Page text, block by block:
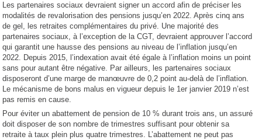
Les partenaires sociaux devraient signer un accord afin de préciser les
modalités de revalorisation des pensions jusqu’en 2022. Après cinq ans
de gel, les retraites complémentaires du privé. Une majorité des
partenaires sociaux, à l’exception de la CGT, devraient approuver l’accord
qui garantit une hausse des pensions au niveau de l’inflation jusqu’en
2022. Depuis 2015, l’indexation avait été égale à l’inflation moins un point
sans pour autant être négative. Par ailleurs, les partenaires sociaux
disposeront d’une marge de manœuvre de 0,2 point au-delà de l’inflation.
Le mécanisme de bons malus en vigueur depuis le 1er janvier 2019 n’est
pas remis en cause.
Pour éviter un abattement de pension de 10 % durant trois ans, un assuré
doit disposer de son nombre de trimestres suffisant pour obtenir sa
retraite à taux plein plus quatre trimestres. L’abattement ne peut pas